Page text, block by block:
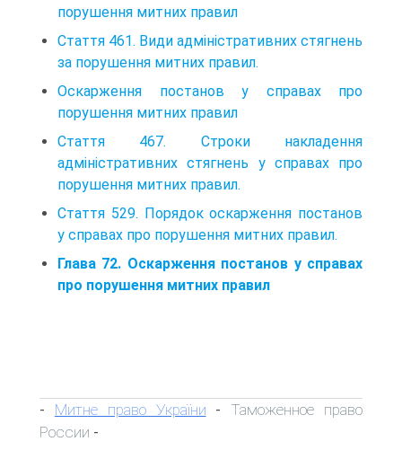
порушення митних правил
Стаття 461. Види адміністративних стягнень
за порушення митних правил.
Оскарження постанов у справах про
порушення митних правил
Стаття 467. Строки накладення
адміністративних стягнень у справах про
порушення мит­них правил.
Стаття 529. Порядок оскарження постанов
у справах про порушення митних правил.
Глава 72. Оскарження постанов у справах
про порушення митних правил
- Митне право України - Таможенное право
России -